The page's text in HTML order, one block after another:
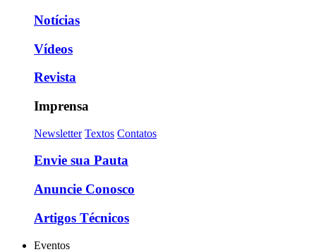
Notícias
Vídeos
Revista
Imprensa
Newsletter Textos Contatos
Envie sua Pauta
Anuncie Conosco
Artigos Técnicos
Eventos